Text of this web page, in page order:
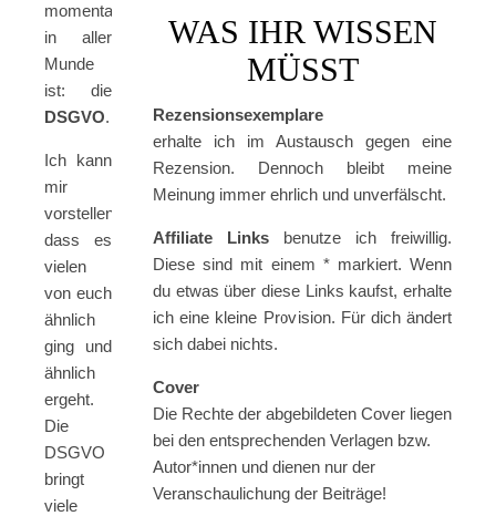
momentan
in aller
Munde
ist: die
DSGVO.
Ich kann
mir
vorstellen,
dass es
vielen
von euch
ähnlich
ging und
ähnlich
ergeht.
Die
DSGVO
bringt
viele
WAS IHR WISSEN
MÜSST
Rezensionsexemplare
erhalte ich im Austausch gegen eine
Rezension. Dennoch bleibt meine
Meinung immer ehrlich und unverfälscht.
Affiliate Links benutze ich freiwillig.
Diese sind mit einem * markiert. Wenn
du etwas über diese Links kaufst, erhalte
ich eine kleine Provision. Für dich ändert
sich dabei nichts.
Cover
Die Rechte der abgebildeten Cover liegen
bei den entsprechenden Verlagen bzw.
Autor*innen und dienen nur der
Veranschaulichung der Beiträge!